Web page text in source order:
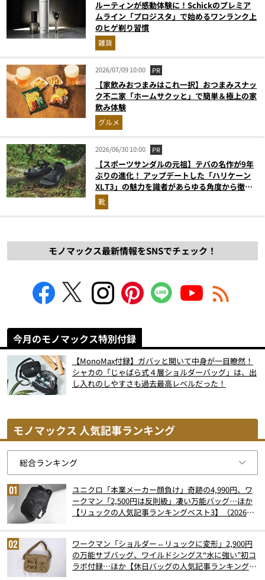
ルーティンが感動体験に！Schickのプレミア
ムライン「プロジスタ」で始めるワンランク上
のヒゲ剃り習慣
雑貨
2026/07/09 10:00 PR
【家飲みおつまみはこれ一択】おつまみスナッ
ク不二家「ホームサクッと」で簡単＆極上の家
飲み体験
グルメ
2026/06/30 10:00 PR
【スポーツサンダルの元祖】テバの名作が9年
ぶりの進化！ アップデートした「ハリケーン
XLT3」の魅力を識者があらゆる角度から徹底
解説！
靴
モノマックス最新情報をSNSでチェック！
今月のモノマックス特別付録
【MonoMax付録】ガバッと開いて中身が一目瞭然！
シャカの「じゃばら式４層ショルダーバッグ」は、出
し入れのしやすさも過去最高レベルだった！
モノマックス 人気記事ランキング
ユニクロ「本業メーカー顔負け」奇跡の4,990円、ワ
ークマン「2,500円は反則級」凄い万能バッグ…ほか
【リュックの人気記事ランキングベスト3】（2026年
ワークマン「ショルダー⇔リュックに変形」2,900円
の万能サブバッグ、ワイルドシングス“水に強い”初コ
ラボ付録…ほか【休日バッグの人気記事ランキングベ